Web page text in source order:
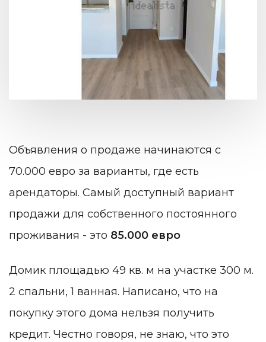
Объявления о продаже начинаются с
70.000 евро за варианты, где есть
арендаторы. Самый доступный вариант
продажи для собственного постоянного
проживания - это 85.000 евро
Домик площадью 49 кв. м на участке 300 м.
2 спальни, 1 ванная. Написано, что на
покупку этого дома нельзя получить
кредит. Честно говоря, не знаю, что это